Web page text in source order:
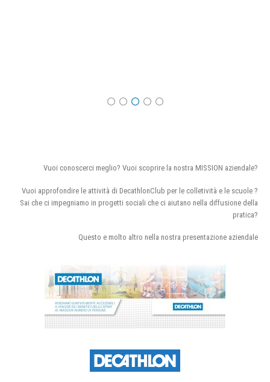
Vuoi conoscerci meglio? Vuoi scoprire la nostra MISSION aziendale?
Vuoi approfondire le attività di DecathlonClub per le colletività e le scuole ?
Sai che ci impegniamo in progetti sociali che ci aiutano nella diffusione della
pratica?
Questo e molto altro nella nostra presentazione aziendale